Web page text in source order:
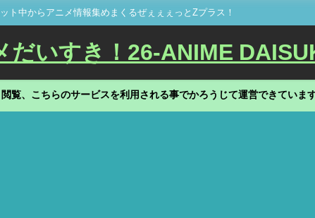
ト中からアニメ情報集めまくるぜぇぇぇっとZプラス！
いすき！26-ANIME
覧、こちらのサービスを利用される事でかろうじて運営できていま